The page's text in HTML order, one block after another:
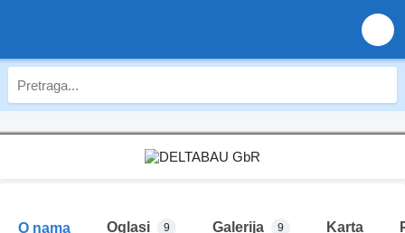
O nama Oglasi 9 Galerija 9 Karta